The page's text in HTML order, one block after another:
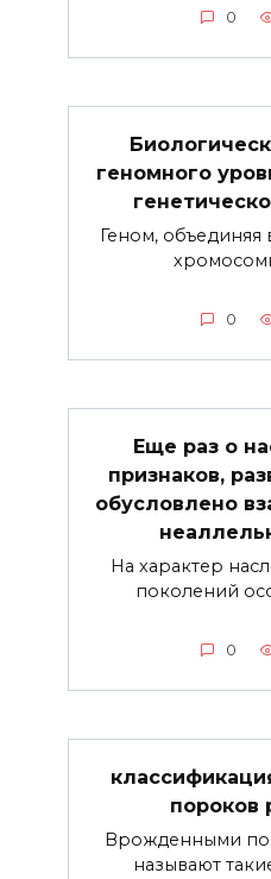
0
геномного
Геном, объединяя
0
Еще раз о
признаков,
обусловлено
На характер
поколений
0
пороков
Врожденными
называют